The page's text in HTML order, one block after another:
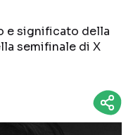
e significato della
semifinale di X